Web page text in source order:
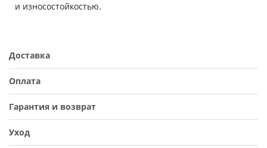
и износостойкостью.
Доставка
Оплата
Гарантия и возврат
Уход